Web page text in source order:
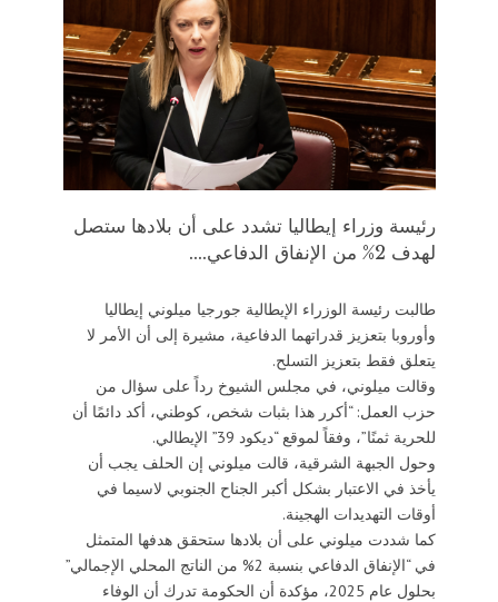
رئيسة وزراء إيطاليا تشدد على أن بلادها ستصل
لهدف 2% من الإنفاق الدفاعي....
طالبت رئيسة الوزراء الإيطالية جورجيا ميلوني إيطاليا
وأوروبا بتعزيز قدراتهما الدفاعية، مشيرة إلى أن الأمر لا
يتعلق فقط بتعزيز التسلح.
وقالت ميلوني، في مجلس الشيوخ رداً على سؤال من
حزب العمل: “أكرر هذا بثبات شخص، كوطني، أكد دائمًا أن
للحرية ثمنًا”، وفقاً لموقع “ديكود 39” الإيطالي.
وحول الجبهة الشرقية، قالت ميلوني إن الحلف يجب أن
يأخذ في الاعتبار بشكل أكبر الجناح الجنوبي لاسيما في
أوقات التهديدات الهجينة.
كما شددت ميلوني على أن بلادها ستحقق هدفها المتمثل
في “الإنفاق الدفاعي بنسبة 2% من الناتج المحلي الإجمالي”
بحلول عام 2025، مؤكدة أن الحكومة تدرك أن الوفاء